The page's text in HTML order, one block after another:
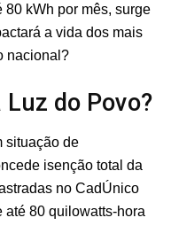
80 kWh por mês, surge
a vida dos mais
nacional?
do Povo?
situação de
isenção total da
no CadÚnico
até 80 quilowatts-hora